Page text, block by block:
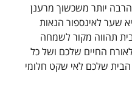
יותר משכשוך מרענן
שער לאינספור הנאות
תהווה מקור לשמחה
לאורח החיים שלכם ושל כל
הבית שלכם לאי שקט חלומי